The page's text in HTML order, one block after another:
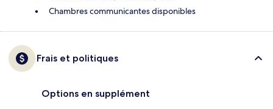
Chambres communicantes disponibles
Frais et politiques
Options en supplément